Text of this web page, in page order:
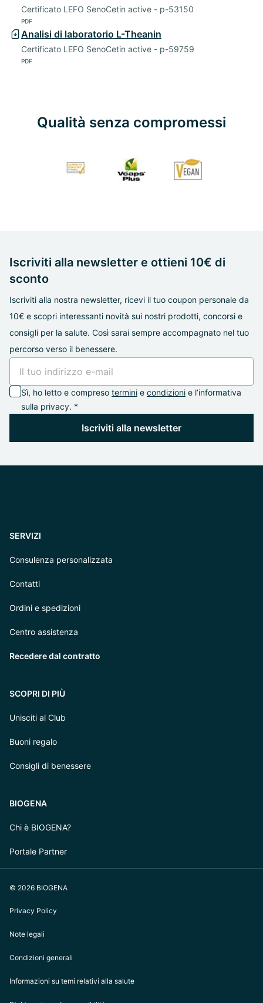
Certificato LEFO SenoCetin active - p-53150
PDF
Analisi di laboratorio L-Theanin
Certificato LEFO SenoCetin active - p-59759
PDF
Qualità senza compromessi
Iscriviti alla newsletter e ottieni 10€ di
sconto
Iscriviti alla nostra newsletter, ricevi il tuo coupon personale da
10€ e scopri interessanti novità sui nostri prodotti, concorsi e
consigli per la salute. Così sarai sempre accompagnato nel tuo
percorso verso il benessere.
Sì, ho letto e compreso termini e condizioni e l’informativa
sulla privacy. *
Iscriviti alla newsletter
SERVIZI
Consulenza personalizzata
Contatti
Ordini e spedizioni
Centro assistenza
Recedere dal contratto
SCOPRI DI PIÙ
Unisciti al Club
Buoni regalo
Consigli di benessere
BIOGENA
Chi è BIOGENA?
Portale Partner
© 2026 BIOGENA
Privacy Policy
Note legali
Condizioni generali
Informazioni su temi relativi alla salute